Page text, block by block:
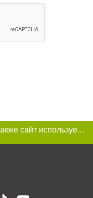
Этот сайт использует «cookies». Также сайт использует интернет-сервис для сбора технических данных касательно посетителей с целью получения маркетинговой и статистической информации. Условия обработки данных посетителей сайта см.